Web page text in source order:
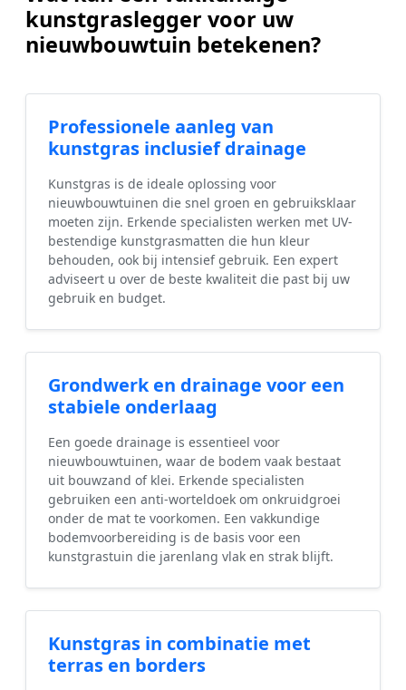
kunstgraslegger voor uw
nieuwbouwtuin betekenen?
Professionele aanleg van
kunstgras inclusief drainage
Kunstgras is de ideale oplossing voor
nieuwbouwtuinen die snel groen en gebruiksklaar
moeten zijn. Erkende specialisten werken met UV-
bestendige kunstgrasmatten die hun kleur
behouden, ook bij intensief gebruik. Een expert
adviseert u over de beste kwaliteit die past bij uw
gebruik en budget.
Grondwerk en drainage voor een
stabiele onderlaag
Een goede drainage is essentieel voor
nieuwbouwtuinen, waar de bodem vaak bestaat
uit bouwzand of klei. Erkende specialisten
gebruiken een anti-worteldoek om onkruidgroei
onder de mat te voorkomen. Een vakkundige
bodemvoorbereiding is de basis voor een
kunstgrastuin die jarenlang vlak en strak blijft.
Kunstgras in combinatie met
terras en borders